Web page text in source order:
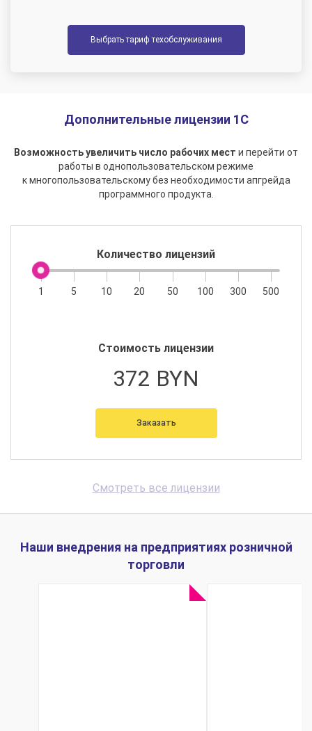
Выбрать тариф техобслуживания
Дополнительные лицензии 1С
Возможность увеличить число рабочих мест и перейти от
работы в однопользовательском режиме
к многопользовательскому без необходимости апгрейда
программного продукта.
Количество лицензий
1 5 10 20 50 100 300 500
Стоимость лицензии
372 BYN
Заказать
Смотреть все лицензии
Наши внедрения на предприятиях розничной
торговли